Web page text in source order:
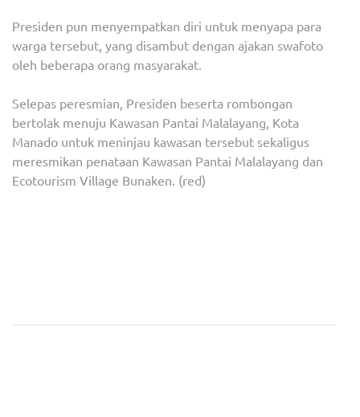
Presiden pun menyempatkan diri untuk menyapa para
warga tersebut, yang disambut dengan ajakan swafoto
oleh beberapa orang masyarakat.
Selepas peresmian, Presiden beserta rombongan
bertolak menuju Kawasan Pantai Malalayang, Kota
Manado untuk meninjau kawasan tersebut sekaligus
meresmikan penataan Kawasan Pantai Malalayang dan
Ecotourism Village Bunaken. (red)